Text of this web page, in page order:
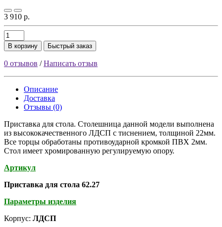
3 910 р.
В корзину Быстрый заказ
0 отзывов /Написать отзыв
Описание
Доставка
Отзывы (0)
Приставка для стола. Столешница данной модели выполнена
из высококачественного ЛДСП с тиснением, толщиной 22мм.
Все торцы обработаны противоударной кромкой ПВХ 2мм.
Стол имеет хромированную регулируемую опору.
Артикул
Приставка для стола 62.27
Параметры изделия
Корпус: ЛДСП